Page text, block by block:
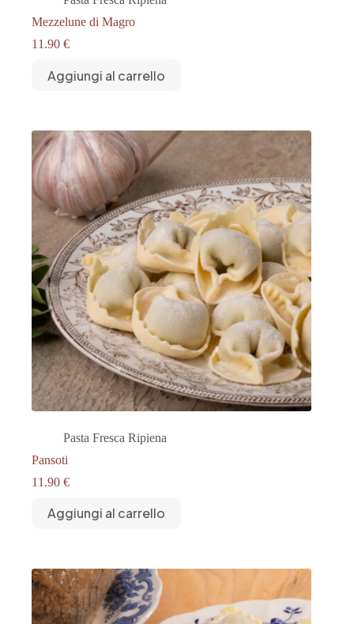
Mezzelune di Magro
11.90 €
Aggiungi al carrello
Pasta Fresca Ripiena
Pansoti
11.90 €
Aggiungi al carrello